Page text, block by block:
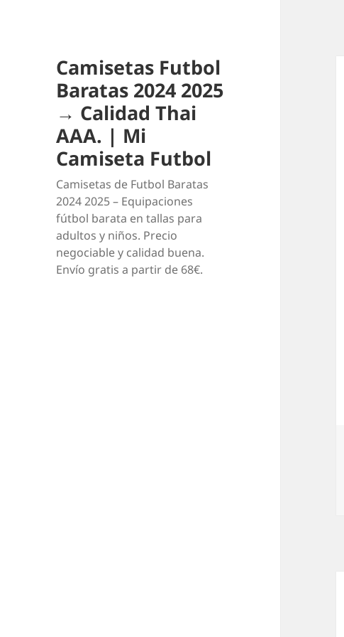
Camisetas Futbol
Baratas 2024 2025
→ Calidad Thai
AAA. | Mi
Camiseta Futbol
Camisetas de Futbol Baratas
2024 2025 – Equipaciones
fútbol barata en tallas para
adultos y niños. Precio
negociable y calidad buena.
Envío gratis a partir de 68€.